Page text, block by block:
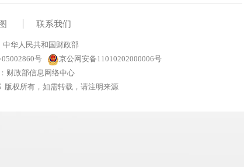
联系我们
中华人民共和国财政部
05002860号
京公网安备11010202000006号
财政部信息网络中心
版权所有，如需转载，请注明来源